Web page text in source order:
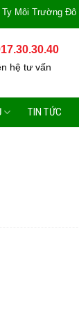
Trường Đô Thị
hệ tư vấn
TIN TỨC